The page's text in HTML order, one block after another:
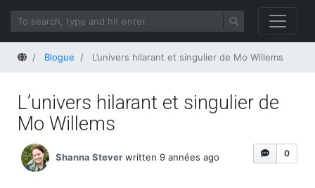
HomeBlogue L’univers hilarant et singulier de Mo Willems
L’univers hilarant et singulier de
Mo Willems
0
Shanna Stever written 9 années ago